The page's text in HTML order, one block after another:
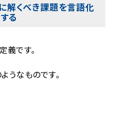
解くべき課題を言語化
する
義です。
うなものです。